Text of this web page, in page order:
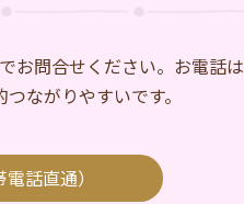
お問合せください。お電話は
ながりやすいです。
話直通）